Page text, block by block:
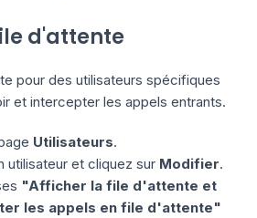
d'attente
pour des utilisateurs spécifiques
et intercepter les appels entrants.
Utilisateurs.
utilisateur et cliquez sur Modifier.
"Afficher la file d'attente et
les appels en file d'attente"